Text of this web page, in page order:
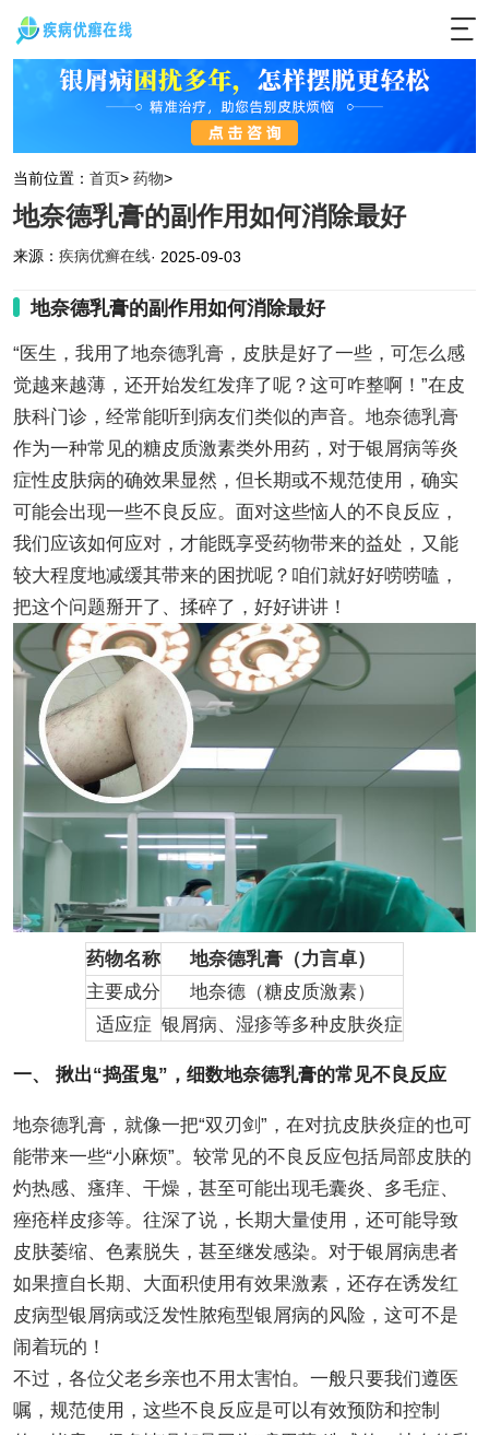
当前位置： 首页> 药物>
地奈德乳膏的副作用如何消除最好
来源： 疾病优癣在线· 2025-09-03
地奈德乳膏的副作用如何消除最好
“医生，我用了地奈德乳膏，皮肤是好了一些，可怎么感
觉越来越薄，还开始发红发痒了呢？这可咋整啊！”在皮
肤科门诊，经常能听到病友们类似的声音。地奈德乳膏
作为一种常见的糖皮质激素类外用药，对于银屑病等炎
症性皮肤病的确效果显然，但长期或不规范使用，确实
可能会出现一些不良反应。面对这些恼人的不良反应，
我们应该如何应对，才能既享受药物带来的益处，又能
较大程度地减缓其带来的困扰呢？咱们就好好唠唠嗑，
把这个问题掰开了、揉碎了，好好讲讲！
药物名称
地奈德乳膏（力言卓）
主要成分
地奈德（糖皮质激素）
适应症 银屑病、湿疹等多种皮肤炎症
一、 揪出“捣蛋鬼”，细数地奈德乳膏的常见不良反应
地奈德乳膏，就像一把“双刃剑”，在对抗皮肤炎症的也可
能带来一些“小麻烦”。较常见的不良反应包括局部皮肤的
灼热感、瘙痒、干燥，甚至可能出现毛囊炎、多毛症、
痤疮样皮疹等。往深了说，长期大量使用，还可能导致
皮肤萎缩、色素脱失，甚至继发感染。对于银屑病患者
如果擅自长期、大面积使用有效果激素，还存在诱发红
皮病型银屑病或泛发性脓疱型银屑病的风险，这可不是
闹着玩的！
不过，各位父老乡亲也不用太害怕。一般只要我们遵医
嘱，规范使用，这些不良反应是可以有效预防和控制